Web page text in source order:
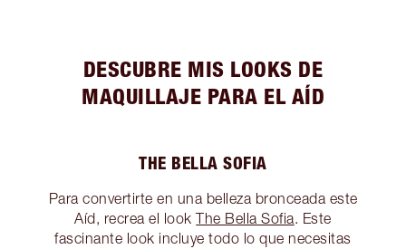
DESCUBRE MIS LOOKS DE
MAQUILLAJE PARA EL AÍD
THE BELLA SOFIA
Para convertirte en una belleza bronceada este
Aíd, recrea el lookThe Bella Sofia. Este
fascinante look incluye todo lo que necesitas